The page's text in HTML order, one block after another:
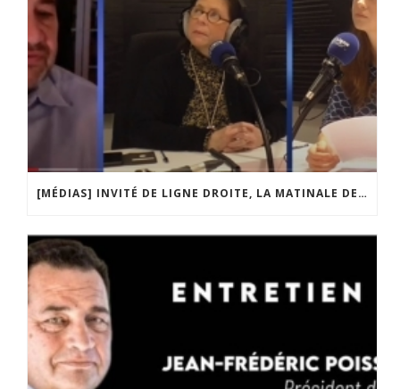
[MÉDIAS] INVITÉ DE LIGNE DROITE, LA MATINALE DE RADIO COURTOISIE